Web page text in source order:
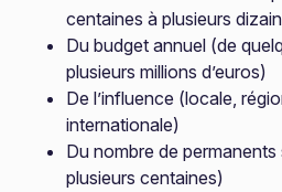
centaines à plusieurs
Du budget annuel (de
plusieurs millions d’euros)
De l’influence (locale,
internationale)
Du nombre de
plusieurs centaines)